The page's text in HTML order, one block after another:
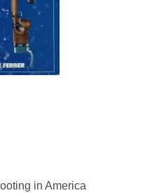
in America